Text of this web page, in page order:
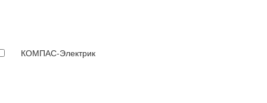
КОМПАС-Электрик